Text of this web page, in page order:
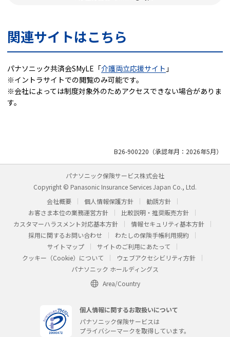
関連サイトはこちら
パナソニック共済会SMyLE「介護両立応援サイト 」
※イントラサイトでの閲覧のみ可能です。
※会社によっては制度対象外のためアクセスできない場合がありま
す。
B26-900220（承認年月：2026年5月）
パナソニック保険サービス株式会社
Copyright © Panasonic Insurance Services Japan Co., Ltd.
会社概要
個人情報保護方針
勧誘方針
お客さま本位の業務運営方針
比較説明・推奨販売方針
カスタマーハラスメント対応基本方針
情報セキュリティ基本方針
採用に関するお問い合わせ
わたしの保険手帳利用規約
サイトマップ
サイトのご利用にあたって
クッキー（Cookie）について
ウェブアクセシビリティ方針
パナソニック ホールディングス
Area/Country
個人情報に関するお取扱いについて
パナソニック保険サービスは
プライバシーマークを取得しています。